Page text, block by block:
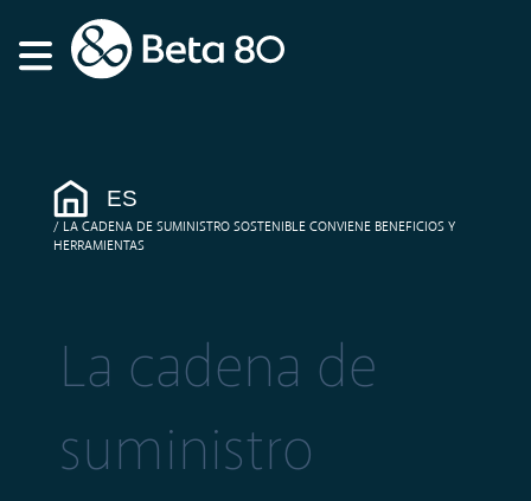
ES
LA CADENA DE SUMINISTRO SOSTENIBLE CONVIENE BENEFICIOS Y
HERRAMIENTAS
La cadena de
suministro